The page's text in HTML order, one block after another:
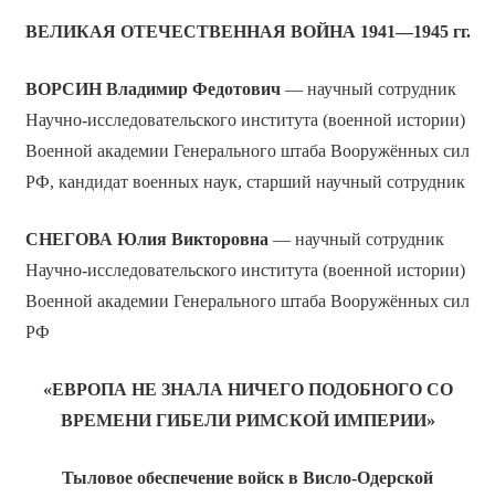
ВЕЛИКАЯ ОТЕЧЕСТВЕННАЯ ВОЙНА 1941—1945 гг.
ВОРСИН Владимир Федотович— научный сотрудник
Научно-исследовательского института (военной истории)
Военной академии Генерального штаба Вооружённых cил
РФ, кандидат военных наук, старший научный сотрудник
СНЕГОВА Юлия Викторовна — научный сотрудник
Научно-исследовательского института (военной истории)
Военной академии Генерального штаба Вооружённых cил
РФ
«ЕВРОПА НЕ ЗНАЛА НИЧЕГО ПОДОБНОГО СО
ВРЕМЕНИ ГИБЕЛИ РИМСКОЙ ИМПЕРИИ»
Тыловое обеспечение войск в Висло-Одерской